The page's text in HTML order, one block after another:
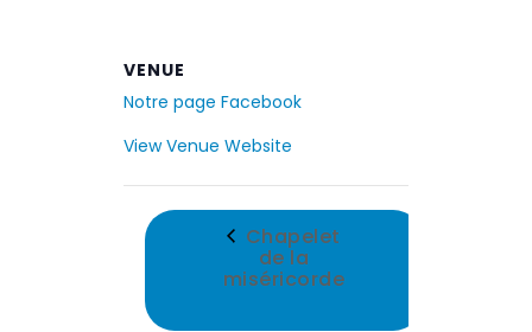
VENUE
Notre page Facebook
View Venue Website
Chapelet
de la
miséricorde